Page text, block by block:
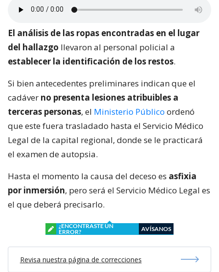
El análisis de las ropas encontradas en el lugar
del hallazgo llevaron al personal policial a
establecer la identificación de los restos.
Si bien antecedentes preliminares indican que el
cadáver no presenta lesiones atribuibles a
terceras personas, el Ministerio Público ordenó
que este fuera trasladado hasta el Servicio Médico
Legal de la capital regional, donde se le practicará
el examen de autopsia.
Hasta el momento la causa del deceso es asfixia
por inmersión, pero será el Servicio Médico Legal es
el que deberá precisarlo.
¿ENCONTRASTE UN
ERROR?
AVÍSANOS
Revisa nuestra página de correcciones